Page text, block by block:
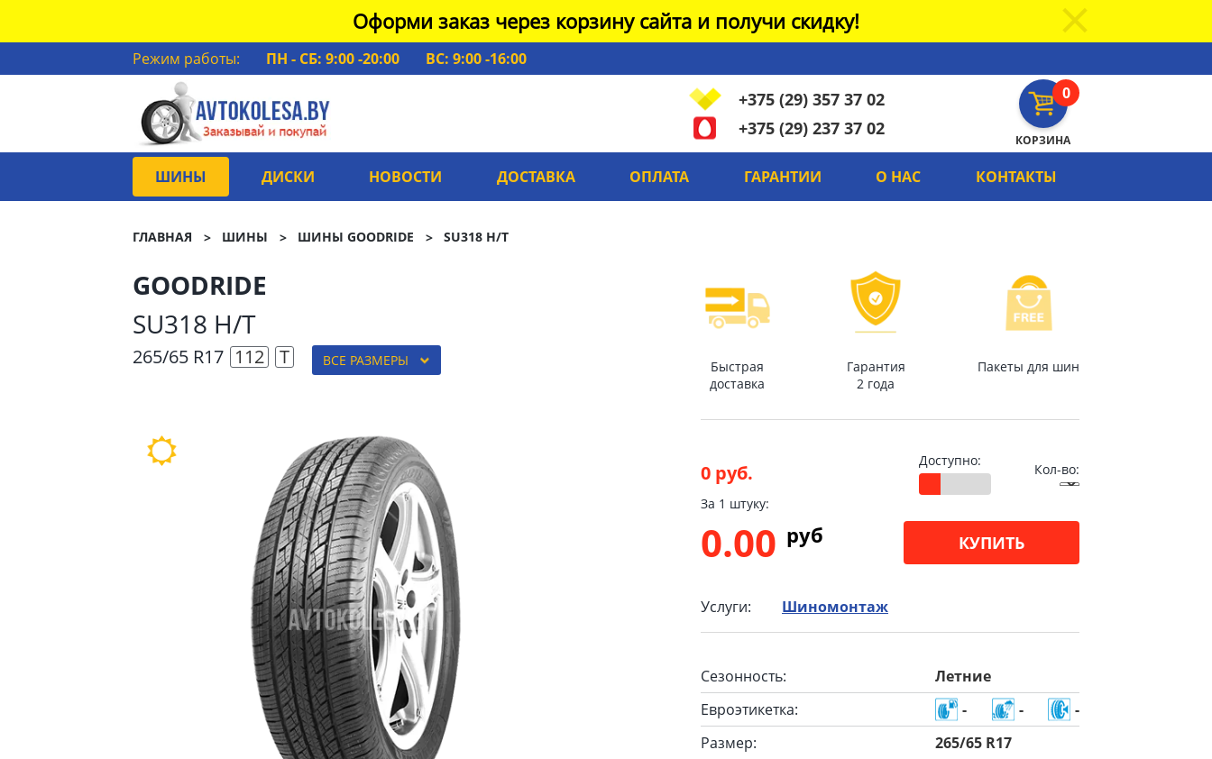
Оформи заказ через корзину сайта и получи скидку!
Режим работы: ПН - СБ: 9:00 -20:00
ВС: 9:00 -16:00
0
КОРЗИНА
+375 (29) 357 37 02
+375 (29) 237 37 02
ШИНЫ ДИСКИ НОВОСТИ ДОСТАВКА ОПЛАТА ГАРАНТИИ О НАС КОНТАКТЫ
ГЛАВНАЯ ШИНЫ ШИНЫ GOODRIDE SU318 H/T
GOODRIDE
SU318 H/T
265/65 R17 112 T ВСЕ РАЗМЕРЫ
Быстрая
доставка
Гарантия
2 года
Пакеты для шин
0 руб.
Доступно:
Кол-во:
За 1 штуку:
0.00 pуб КУПИТЬ
Услуги: Шиномонтаж
Сезонность:
Летние
Евроэтикетка:
- -
-
Размер:
265/65 R17